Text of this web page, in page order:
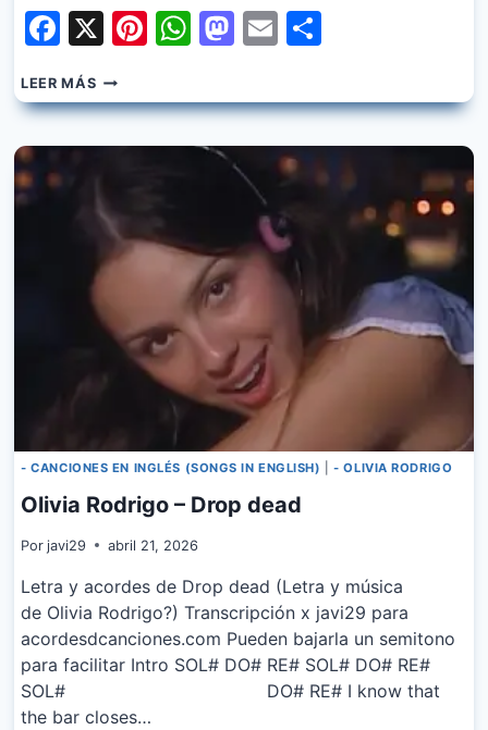
Facebook
X Pinterest
WhatsApp
Mastodon
Email
LEER MÁSOLIVIA
RODRIGO
–
- CANCIONES EN INGLÉS (SONGS IN ENGLISH) |- OLIVIA RODRIGO
Olivia Rodrigo – Drop dead
Por javi29 abril 21, 2026
Letra y acordes de Drop dead (Letra y música
de Olivia Rodrigo?) Transcripción x javi29 para
acordesdcanciones.com Pueden bajarla un semitono
para facilitar Intro SOL# DO# RE# SOL# DO# RE#
SOL# DO# RE# I know that
the bar closes…